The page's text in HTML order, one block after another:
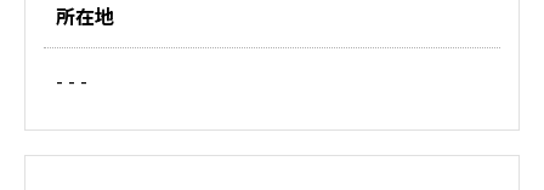
所在地
- - -